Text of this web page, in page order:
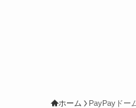
ホーム PayPayドー